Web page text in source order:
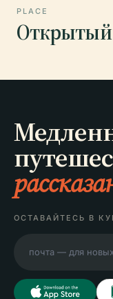
PLACE
Открытый
ОСТАВАЙТЕСЬ В